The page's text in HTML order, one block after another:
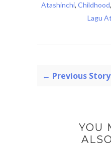
Atashinchi, Childhood,
Lagu
← Previous Story
YOU